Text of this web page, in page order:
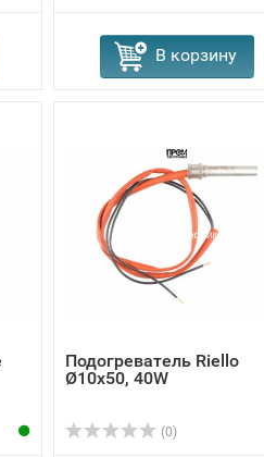
В корзину
Подогреватель Riello
Ø10x50, 40W
(0)